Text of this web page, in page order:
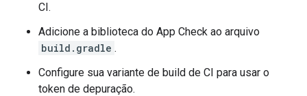
CI.
Adicione a biblioteca do App Check ao arquivo
build.gradle .
Configure sua variante de build de CI para usar o
token de depuração.